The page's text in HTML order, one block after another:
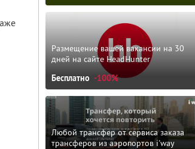
Размещение вашей вакансии на 30
дней на сайте HeadHunter
Бесплатно -100%
Любой трансфер от сервиса заказа
трансферов из аэропортов i'way